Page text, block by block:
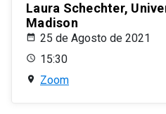
Laura Schechter,
Madison
25 de Agosto de 2021
15:30
Zoom